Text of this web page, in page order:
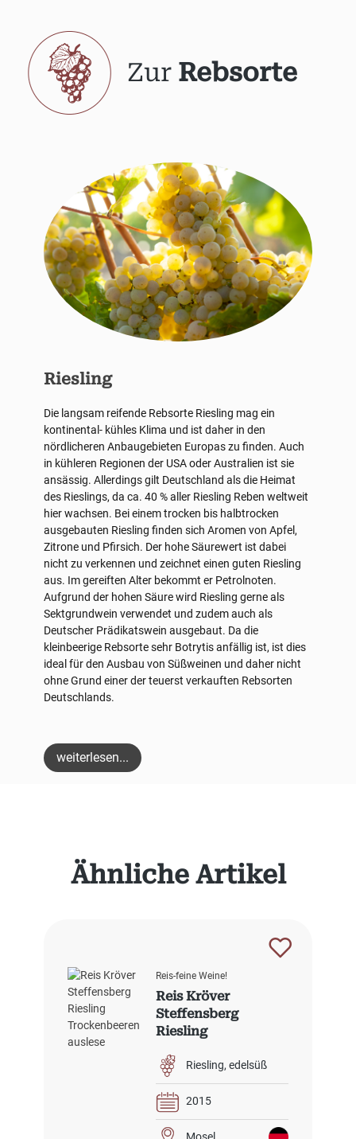
Produktgalerie überspringen
Ähnliche Artikel
Reis-feine Weine!
Reis Kröver
Steffensberg
Riesling
ese
Riesling edelsüß
2015
Zur Rebsorte
Riesling
Die langsam reifende Rebsorte Riesling mag ein
kontinental- kühles Klima und ist daher in den
nördlicheren Anbaugebieten Europas zu finden. Auch
in kühleren Regionen der USA oder Australien ist sie
ansässig. Allerdings gilt Deutschland als die Heimat
des Rieslings, da ca. 40 % aller Riesling Reben weltweit
hier wachsen. Bei einem trocken bis halbtrocken
ausgebauten Riesling finden sich Aromen von Apfel,
Zitrone und Pfirsich. Der hohe Säurewert ist dabei
nicht zu verkennen und zeichnet einen guten Riesling
aus. Im gereiften Alter bekommt er Petrolnoten.
Aufgrund der hohen Säure wird Riesling gerne als
Sektgrundwein verwendet und zudem auch als
Deutscher Prädikatswein ausgebaut. Da die
kleinbeerige Rebsorte sehr Botrytis anfällig ist, ist dies
ideal für den Ausbau von Süßweinen und daher nicht
ohne Grund einer der teuerst verkauften Rebsorten
Deutschlands.
weiterlesen...